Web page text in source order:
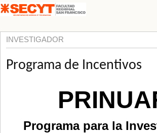
INVESTIGADOR
Programa de Incentivos
Programa para la